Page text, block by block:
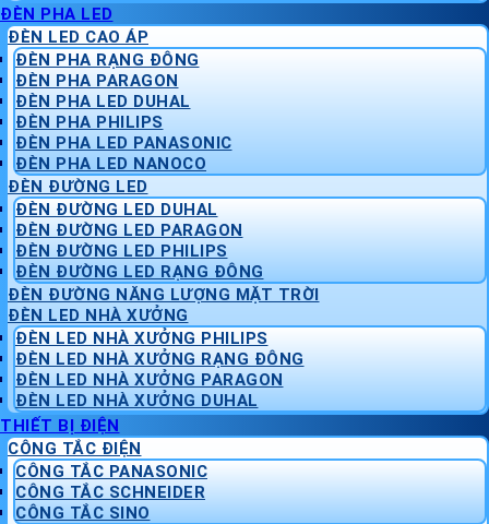
ĐÈN PHA LED
ĐÈN LED CAO ÁP
ĐÈN PHA RẠNG ĐÔNG
ĐÈN PHA PARAGON
ĐÈN PHA LED DUHAL
ĐÈN PHA PHILIPS
ĐÈN PHA LED PANASONIC
ĐÈN PHA LED NANOCO
ĐÈN ĐƯỜNG LED
ĐÈN ĐƯỜNG LED DUHAL
ĐÈN ĐƯỜNG LED PARAGON
ĐÈN ĐƯỜNG LED PHILIPS
ĐÈN ĐƯỜNG LED RẠNG ĐÔNG
ĐÈN ĐƯỜNG NĂNG LƯỢNG MẶT TRỜI
ĐÈN LED NHÀ XƯỞNG
ĐÈN LED NHÀ XƯỞNG PHILIPS
ĐÈN LED NHÀ XƯỞNG RẠNG ĐÔNG
ĐÈN LED NHÀ XƯỞNG PARAGON
ĐÈN LED NHÀ XƯỞNG DUHAL
THIẾT BỊ ĐIỆN
CÔNG TẮC ĐIỆN
CÔNG TẮC PANASONIC
CÔNG TẮC SCHNEIDER
CÔNG TẮC SINO